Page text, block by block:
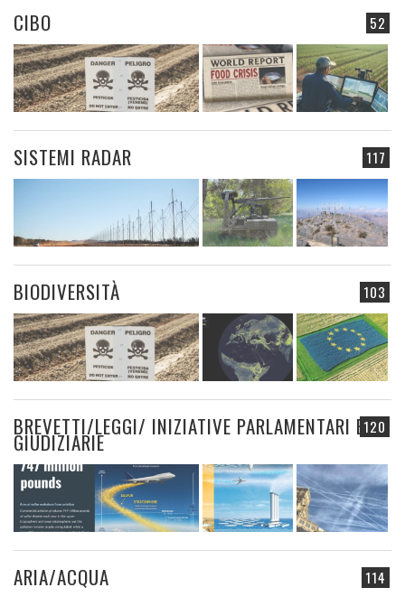
52
CIBO
117
SISTEMI RADAR
103
BIODIVERSITÀ
120
BREVETTI/LEGGI/ INIZIATIVE PARLAMENTARI E
GIUDIZIARIE
114
ARIA/ACQUA